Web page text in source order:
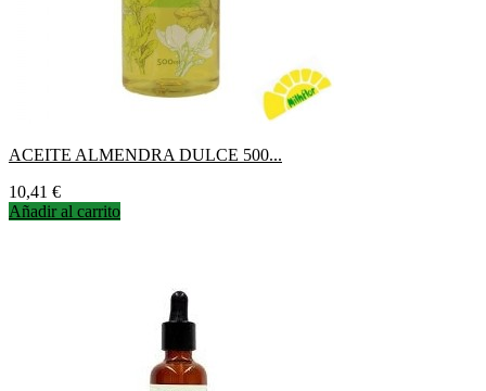
ACEITE ALMENDRA DULCE 500...
Precio
10,41 €
Añadir al carrito